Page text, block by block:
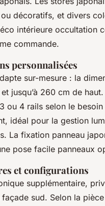
décoratifs, et divers
intérieure occultation
commande.
personnalisées
sur-mesure : la
jusqu’à 260 cm de
ou 4 rails selon le
idéal pour la gestion
La fixation panneau
pose facile panneaux
et configurations
supplémentaire,
sud. Selon la